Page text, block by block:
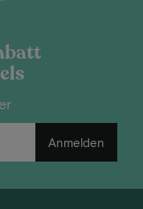
Anmelden